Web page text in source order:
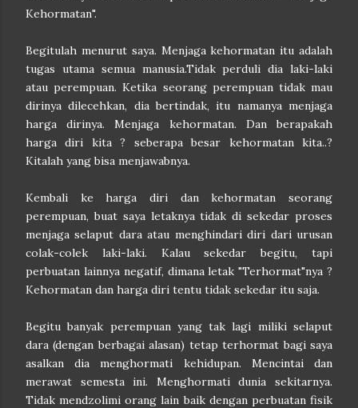
Kehormatan".
Begitulah menurut saya. Menjaga kehormatan itu adalah
tugas utama semua manusia.Tidak perduli dia laki-laki
atau perempuan. Ketika seorang perempuan tidak mau
dirinya dilecehkan, dia bertindak, itu namanya menjaga
harga dirinya. Menjaga kehormatan. Dan berapakah
harga diri kita ? seberapa besar kehormatan kita..?
Kitalah yang bisa menjawabnya.
Kembali ke harga diri dan kehormatan seorang
perempuan, buat saya letaknya tidak di sekedar proses
menjaga selaput dara atau menghindari diri dari urusan
colak-colek laki-laki. Kalau sekedar begitu, tapi
perbuatan lainnya negatif, dimana letak "Terhormat"nya ?
Kehormatan dan harga diri tentu tidak sekedar itu saja.
Begitu banyak perempuan yang tak lagi miliki selaput
dara (dengan berbagai alasan) tetap terhormat bagi saya
asalkan dia menghormati kehidupan. Mencintai dan
merawat semesta ini. Menghormati dunia sekitarnya.
Tidak mendzolimi orang lain baik dengan perbuatan fisik